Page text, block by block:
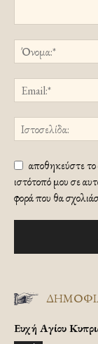
αποθηκεύστε το
ιστότοπό μου σε
φορά που θα
Ευχή Αγίου